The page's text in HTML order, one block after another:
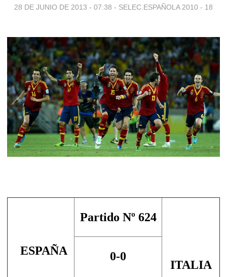
28 DE JUNIO DE 2013 - 07:38 - SELEC.ESPAÑOLA 2010 - 18
ESPAÑA
Partido Nº 624
ITALIA
0-0